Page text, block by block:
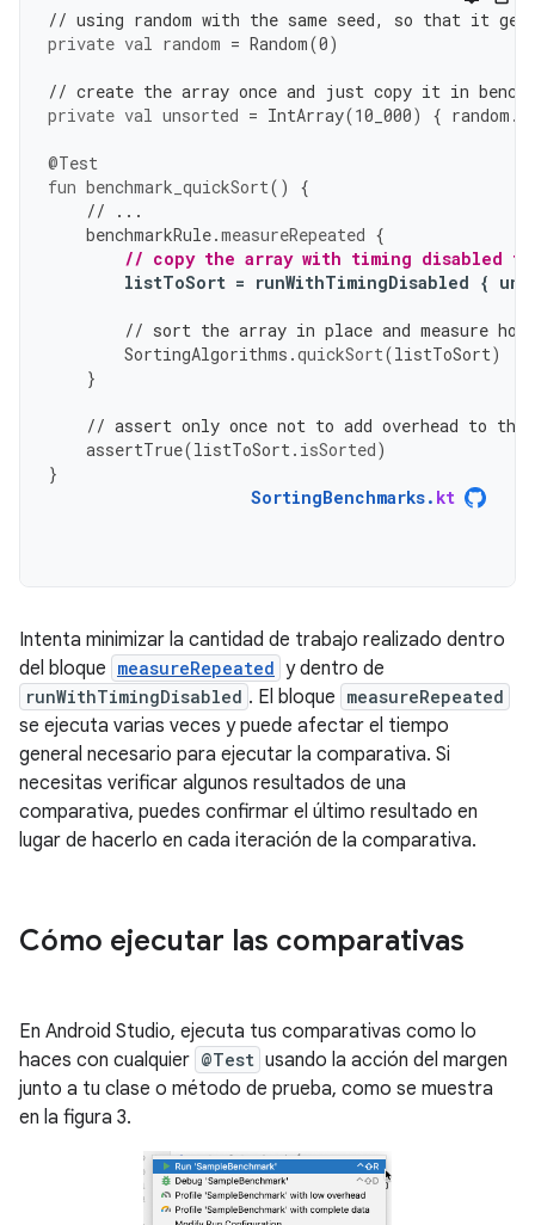
// using random with the same seed, so that it
private val random = Random(0)
// create the array once and just copy it in
private val unsorted = IntArray(10 _000) { random .
@Test
fun benchmark_quickSort()
{
// ...
benchmarkRule.measureRepeated {
// copy the array with timing disabled
listToSort = runWithTimingDisabled {
// sort the array in place and measure
SortingAlgorithms .quickSort(listToSort)
}
// assert only once not to add overhead to the
assertTrue(listToSort. isSorted)
}
SortingBenchmarks. kt
Intenta minimizar la cantidad de trabajo realizado dentro
del bloque measureRepeated y dentro de
runWithTimingDisabled . El bloque measureRepeated
se ejecuta varias veces y puede afectar el tiempo
general necesario para ejecutar la comparativa. Si
necesitas verificar algunos resultados de una
comparativa, puedes confirmar el último resultado en
lugar de hacerlo en cada iteración de la comparativa.
Cómo ejecutar las comparativas
En Android Studio, ejecuta tus comparativas como lo
haces con cualquier @Test usando la acción del margen
junto a tu clase o método de prueba, como se muestra
en la figura 3.